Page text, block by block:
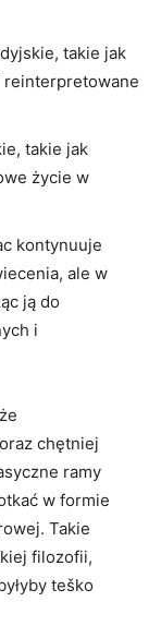
takie jak
reinterpretowane
takie jak
życie w
kontynuuje
ale w
ją do
i
chętniej
ramy
w formie
Takie
filozofii,
teško